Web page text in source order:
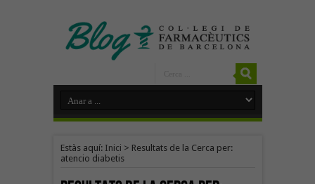
Estàs aquí: Inici > Resultats de la Cerca per:
atencio diabetis